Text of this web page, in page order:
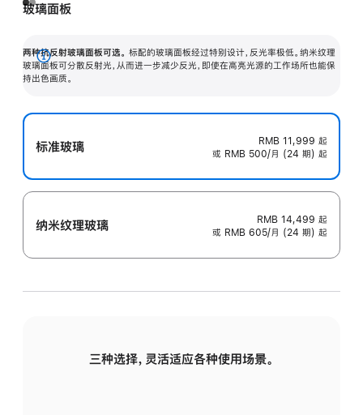
玻璃面板
两种抗反射玻璃面板可选。 标配的玻璃面板经过特别设计，反光率极低。纳米纹理
玻璃面板可分散反射光，从而进一步减少反光，即使在高亮光源的工作场所也能保
持出色画质。
展
开
标准玻璃 RMB 11,999 起
或 RMB 500/月 (24 期) 起
纳米纹理玻璃 RMB 14,499 起
或 RMB 605/月 (24 期) 起
三种选择，灵活适应各种使用场景。